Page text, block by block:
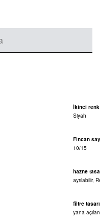
İkinci renk
Siyah
Fincan
10/15
hazne
ayrılabilir,
filtre
yana